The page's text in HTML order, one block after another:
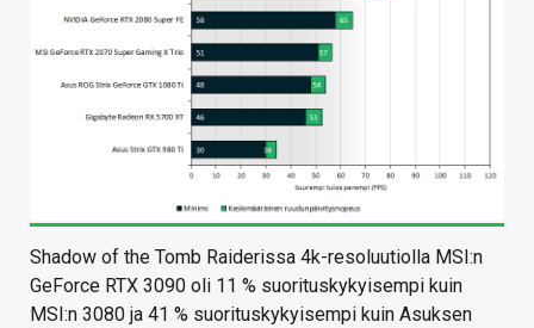
Shadow of the Tomb Raiderissa 4k-resoluutiolla MSI:n
GeForce RTX 3090 oli 11 % suorituskykyisempi kuin
MSI:n 3080 ja 41 % suorituskykyisempi kuin Asuksen